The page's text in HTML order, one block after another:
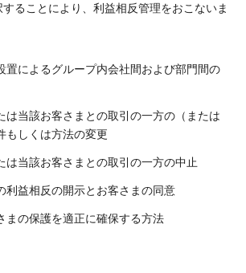
ることにより、利益相反管理をおこないま
置によるグループ内会社間および部門間の
は当該お客さまとの取引の一方の（または
もしくは方法の変更
は当該お客さまとの取引の一方の中止
利益相反の開示とお客さまの同意
まの保護を適正に確保する方法